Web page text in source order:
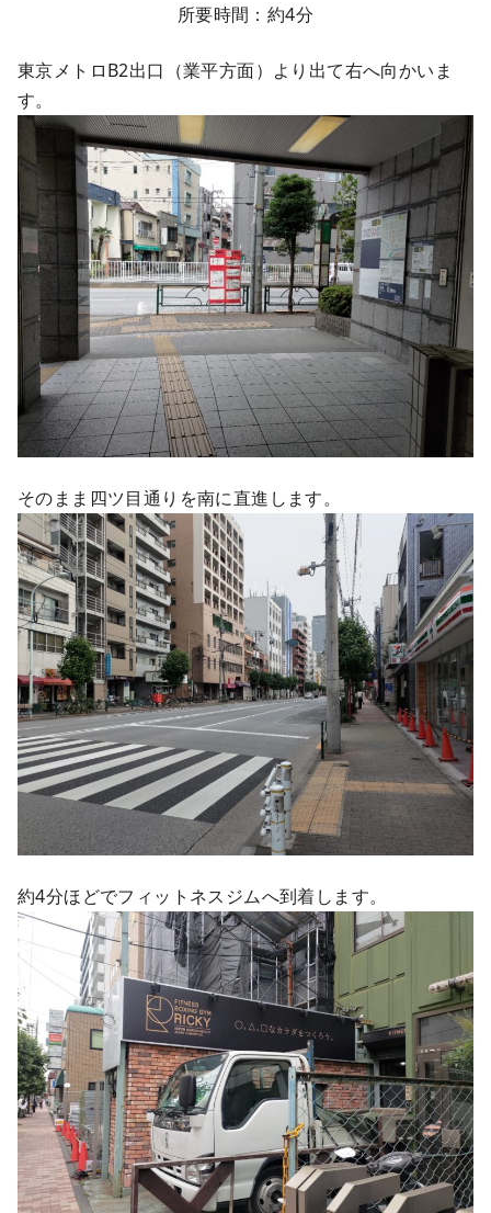
所要時間：約4分
東京メトロB2出口（業平方面）より出て右へ向かいま
す。
そのまま四ツ目通りを南に直進します。
約4分ほどでフィットネスジムへ到着します。